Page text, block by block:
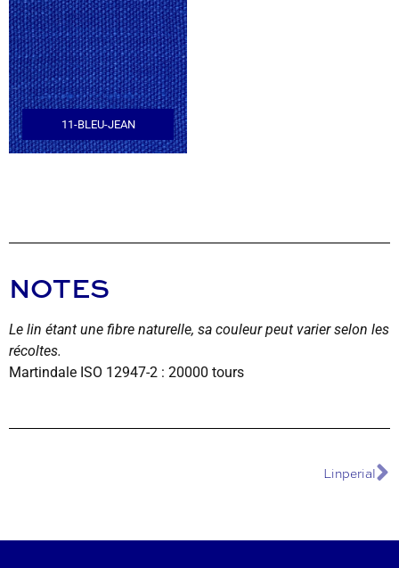
11-BLEU-JEAN
NOTES
Le lin étant une fibre naturelle, sa couleur peut varier selon les
récoltes.
Martindale ISO 12947-2 : 20000 tours
Linperial